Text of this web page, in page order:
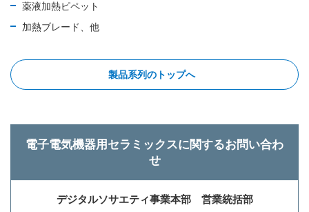
薬液加熱ピペット
加熱ブレード、他
製品系列のトップへ
電子電気機器用セラミックスに関するお問い合わ
せ
デジタルソサエティ事業本部 営業統括部